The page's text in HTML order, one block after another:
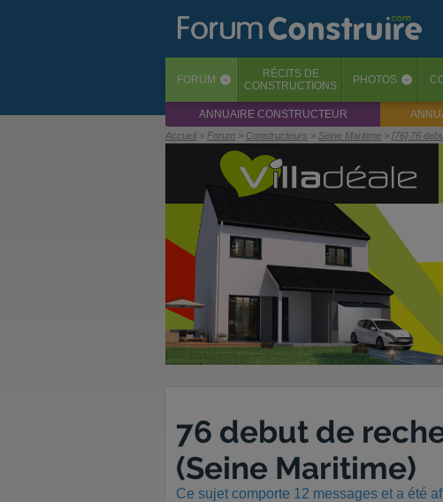
FORUM ‹ RÉCITS DE
CONSTRUCTIONS
PHOTOS ‹
ANNUAIRE CONSTRUCTEUR
Accueil Forum Constructeurs Seine Maritime [76] 76
76 debut de
(Seine Maritime)
Ce sujet comporte 12 messages et a été